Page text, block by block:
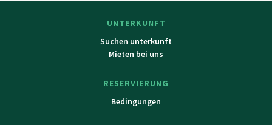
UNTERKUNFT
Suchen unterkunft
Mieten bei uns
RESERVIERUNG
Bedingungen